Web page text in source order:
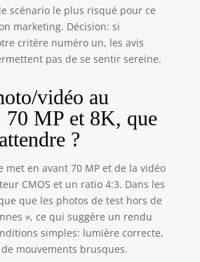
vous permettant
ainsi de stocker
davantage de
photos et de
simplicité.
【Batterie
rechargeable pour
une utilisation
longue durée】
Équipé d'une
batterie
rechargeable de
2500 mAh, cet
appareil photo
flottant offre une
autonomie longue
scénario le plus risqué pour ce
marketing. Décision: si
critère numéro un, les avis
pas de se sentir sereine.
vidéo au
70 MP et 8K, que
?
met en avant 70 MP et de la vidéo
CMOS et un ratio 4:3. Dans les
que les photos de test hors de
», ce qui suggère un rendu
simples: lumière correcte,
mouvements brusques.